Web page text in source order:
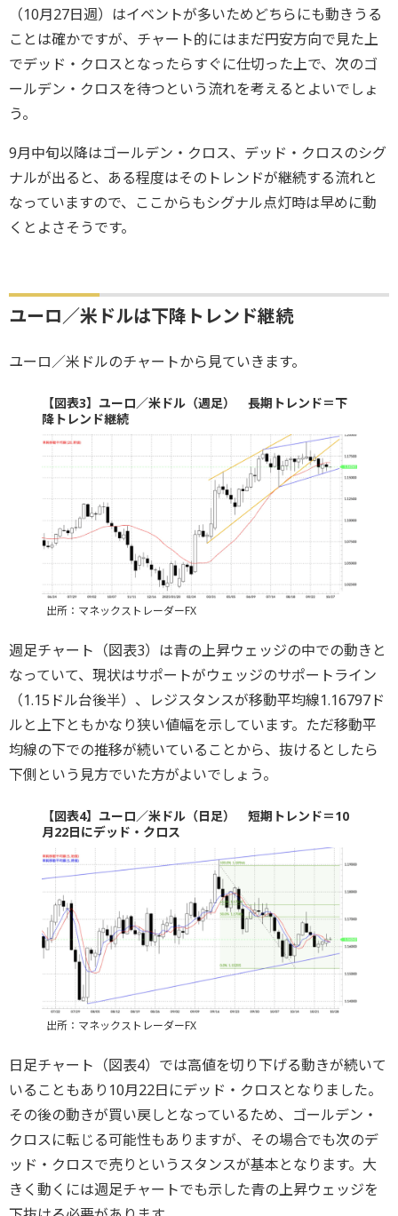
（10月27日週）はイベントが多いためどちらにも動きうる
ことは確かですが、チャート的にはまだ円安方向で見た上
でデッド・クロスとなったらすぐに仕切った上で、次のゴ
ールデン・クロスを待つという流れを考えるとよいでしょ
う。
9月中旬以降はゴールデン・クロス、デッド・クロスのシグ
ナルが出ると、ある程度はそのトレンドが継続する流れと
なっていますので、ここからもシグナル点灯時は早めに動
くとよさそうです。
ユーロ／米ドルは下降トレンド継続
ユーロ／米ドルのチャートから見ていきます。
【図表3】ユーロ／米ドル（週足） 長期トレンド＝下
降トレンド継続
出所：マネックストレーダーFX
週足チャート（図表3）は青の上昇ウェッジの中での動きと
なっていて、現状はサポートがウェッジのサポートライン
（1.15ドル台後半）、レジスタンスが移動平均線1.16797ド
ルと上下ともかなり狭い値幅を示しています。ただ移動平
均線の下での推移が続いていることから、抜けるとしたら
下側という見方でいた方がよいでしょう。
【図表4】ユーロ／米ドル（日足） 短期トレンド＝10
月22日にデッド・クロス
出所：マネックストレーダーFX
日足チャート（図表4）では高値を切り下げる動きが続いて
いることもあり10月22日にデッド・クロスとなりました。
その後の動きが買い戻しとなっているため、ゴールデン・
クロスに転じる可能性もありますが、その場合でも次のデ
ッド・クロスで売りというスタンスが基本となります。大
きく動くには週足チャートでも示した青の上昇ウェッジを